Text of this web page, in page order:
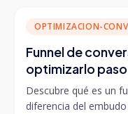
Funnel de
optimizarlo paso
Descubre qué es un
diferencia del